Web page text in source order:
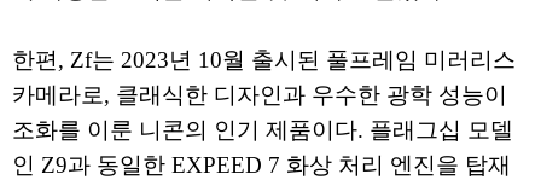
한편, Zf는 2023년 10월 출시된 풀프레임 미러리스
카메라로, 클래식한 디자인과 우수한 광학 성능이
조화를 이룬 니콘의 인기 제품이다. 플래그십 모델
인 Z9과 동일한 EXPEED 7 화상 처리 엔진을 탑재